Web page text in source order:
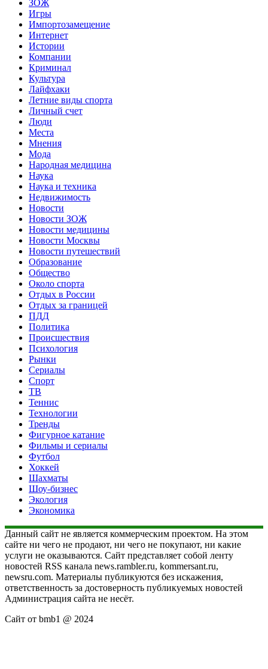
ЗОЖ
Игры
Импортозамещение
Интернет
Истории
Компании
Криминал
Культура
Лайфхаки
Летние виды спорта
Личный счет
Люди
Места
Мнения
Мода
Народная медицина
Наука
Наука и техника
Недвижимость
Новости
Новости ЗОЖ
Новости медицины
Новости Москвы
Новости путешествий
Образование
Общество
Около спорта
Отдых в России
Отдых за границей
ПДД
Политика
Происшествия
Психология
Рынки
Сериалы
Спорт
ТВ
Теннис
Технологии
Тренды
Фигурное катание
Фильмы и сериалы
Футбол
Хоккей
Шахматы
Шоу-бизнес
Экология
Экономика
Данный сайт не является коммерческим проектом. На этом
сайте ни чего не продают, ни чего не покупают, ни какие
услуги не оказываются. Сайт представляет собой ленту
новостей RSS канала news.rambler.ru, kommersant.ru,
newsru.com. Материалы публикуются без искажения,
ответственность за достоверность публикуемых новостей
Администрация сайта не несёт.
Сайт от bmb1 @ 2024